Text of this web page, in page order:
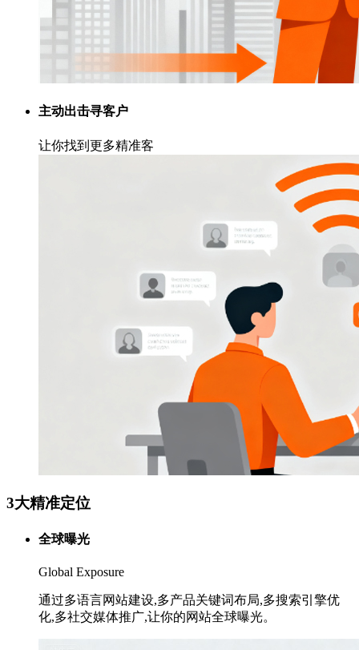
主动出击寻客户
让你找到更多精准客
3大精准定位
全球曝光
Global Exposure
通过多语言网站建设,多产品关键词布局,多搜索引擎优
化,多社交媒体推广,让你的网站全球曝光。